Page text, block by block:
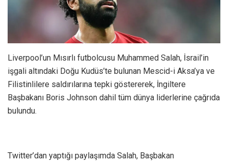
Liverpool’un Mısırlı futbolcusu Muhammed Salah, İsrail’in
işgali altındaki Doğu Kudüs’te bulunan Mescid-i Aksa’ya ve
Filistinlilere saldırılarına tepki göstererek, İngiltere
Başbakanı Boris Johnson dahil tüm dünya liderlerine çağrıda
bulundu.
Twitter’dan yaptığı paylaşımda Salah, Başbakan